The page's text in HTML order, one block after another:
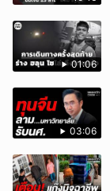
01:06
03:06